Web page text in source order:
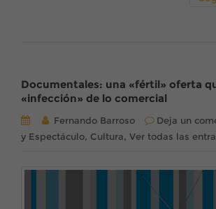
Documentales: una «fértil» oferta
«infección» de lo comercial
Fernando Barroso Deja un
y Espectáculo, Cultura, Ver todas las